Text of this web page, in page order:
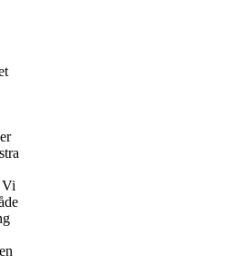
Vi